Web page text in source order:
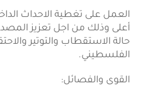
العمل على تغطية الاحداث
أعلى وذلك من اجل تعزيز
حالة الاستقطاب والتوتير
الفلسطيني.
القوى والفصائل: